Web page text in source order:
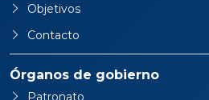
Objetivos
Contacto
Órganos de gobierno
Patronato